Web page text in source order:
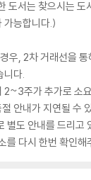
도서는 찾으시는 도
가능합니다.)
우, 2차 거래선을
니다.
2~3주가 추가로 소
안내가 지연될 수
별도 안내를 드리고
를 다시 한번 확인해